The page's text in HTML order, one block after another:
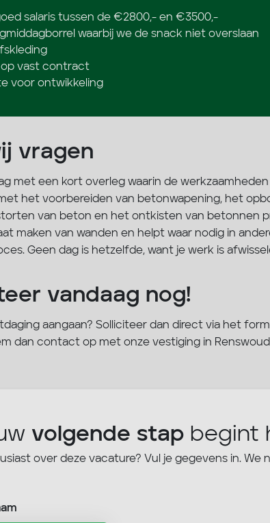
salaris tussen de €2800,- en €3500,-
waarbij we de snack niet overslaan
vast contract
voor ontwikkeling
vragen
met een kort overleg waarin de werkzaamheden
het voorbereiden van betonwapening, het
van beton en het ontkisten van betonnen
maken van wanden en helpt waar nodig in
Geen dag is hetzelfde, want je werk is
vandaag nog!
aangaan? Solliciteer dan direct via het
dan contact op met onze vestiging in
volgende stap begint
over deze vacature? Vul je gegevens in.